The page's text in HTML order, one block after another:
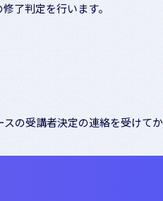
了判定を行います。
の受講者決定の連絡を受けてか